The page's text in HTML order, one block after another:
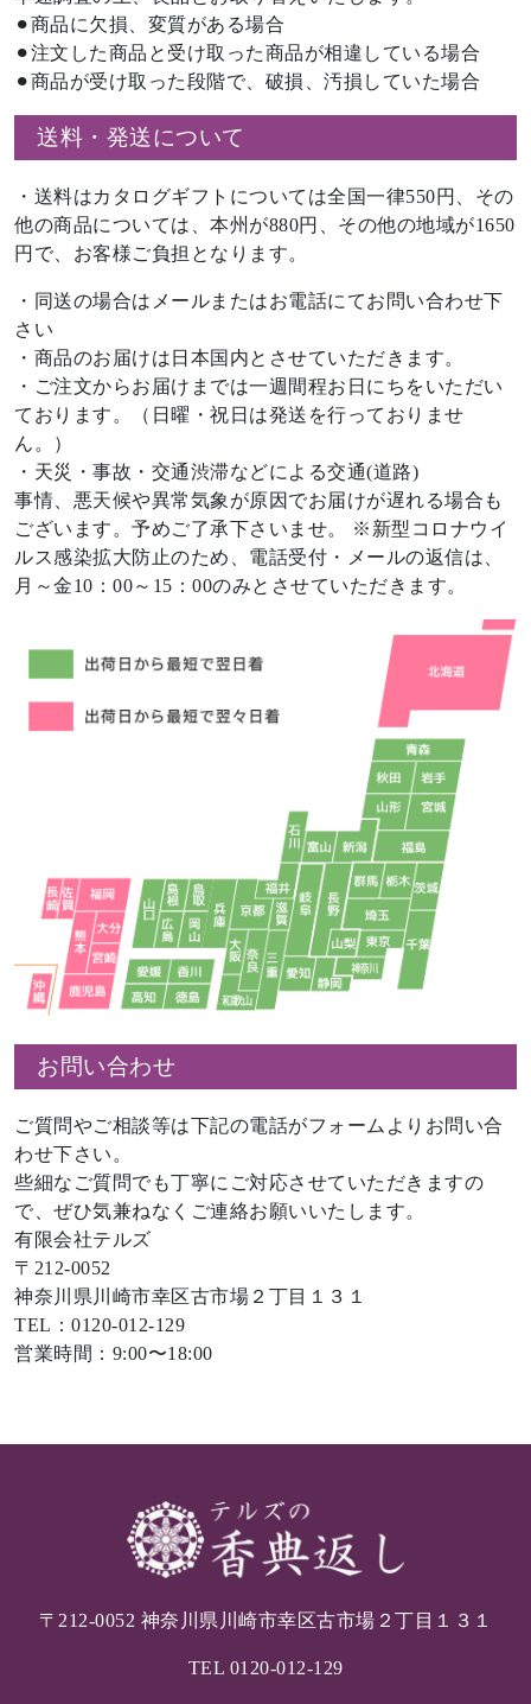
⚫︎商品に欠損、変質がある場合
⚫︎注文した商品と受け取った商品が相違している場合
⚫︎商品が受け取った段階で、破損、汚損していた場合
送料・発送について
・送料はカタログギフトについては全国一律550円、その
他の商品については、本州が880円、その他の地域が1650
円で、お客様ご負担となります。
・同送の場合はメールまたはお電話にてお問い合わせ下
さい
・商品のお届けは日本国内とさせていただきます。
・ご注文からお届けまでは一週間程お日にちをいただい
ております。（日曜・祝日は発送を行っておりませ
ん。）
・天災・事故・交通渋滞などによる交通(道路)
事情、悪天候や異常気象が原因でお届けが遅れる場合も
ございます。予めご了承下さいませ。 ※新型コロナウイ
ルス感染拡大防止のため、電話受付・メールの返信は、
月～金10：00～15：00のみとさせていただきます。
お問い合わせ
ご質問やご相談等は下記の電話がフォームよりお問い合
わせ下さい。
些細なご質問でも丁寧にご対応させていただきますの
で、ぜひ気兼ねなくご連絡お願いいたします。
有限会社テルズ
〒212-0052
神奈川県川崎市幸区古市場２丁目１３１
TEL：0120-012-129
営業時間：9:00〜18:00
〒212-0052 神奈川県川崎市幸区古市場２丁目１３１
TEL 0120-012-129